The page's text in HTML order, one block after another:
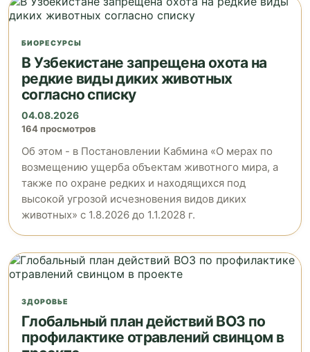
БИОРЕСУРСЫ
В Узбекистане запрещена охота на
редкие виды диких животных
согласно списку
04.08.2026
164 просмотров
Об этом - в Постановлении Кабмина «О мерах по
возмещению ущерба объектам животного мира, а
также по охране редких и находящихся под
высокой угрозой исчезновения видов диких
животных» с 1.8.2026 до 1.1.2028 г.
ЗДОРОВЬЕ
Глобальный план действий ВОЗ по
профилактике отравлений свинцом в